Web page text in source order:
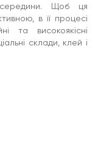
Щоб ця
в її процесі
та високоякісні
склади, клей і